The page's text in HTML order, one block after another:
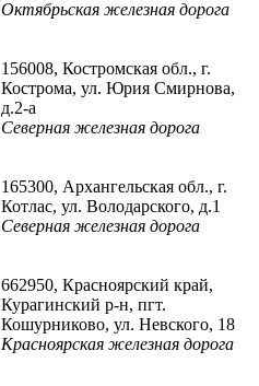
Октябрьская железная дорога
156008, Костромская обл., г.
Кострома, ул. Юрия Смирнова,
д.2-а
Северная железная дорога
165300, Архангельская обл., г.
Котлас, ул. Володарского, д.1
Северная железная дорога
662950, Красноярский край,
Курагинский р-н, пгт.
Кошурниково, ул. Невского, 18
Красноярская железная дорога